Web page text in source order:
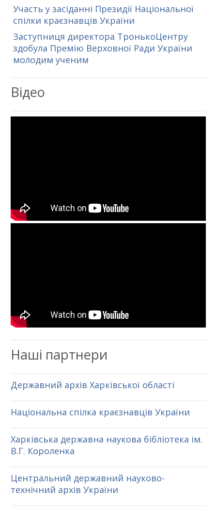
Участь у засіданні Президії Національної
спілки краєзнавців України
Заступниця директора ТронькоЦентру
здобула Премію Верховної Ради України
молодим ученим
Відео
Наші партнери
Державний архів Харківської області
Національна спілка краєзнавців України
Харківська державна наукова бібліотека ім.
В.Г. Короленка
Центральний державний науково-
технічний архів України